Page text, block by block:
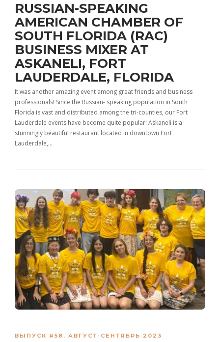
RUSSIAN-SPEAKING
AMERICAN CHAMBER OF
SOUTH FLORIDA (RAC)
BUSINESS MIXER AT
ASKANELI, FORT
LAUDERDALE, FLORIDA
It was another amazing event among great friends and business
professionals! Since the Russian- speaking population in South
Florida is vast and distributed among the tri-counties, our Fort
Lauderdale events have become quite popular! Askaneli is a
stunningly beautiful restaurant located in downtown Fort
Lauderdale,…
ВЫПУСК #58. АВГУСТ-СЕНТЯБРЬ 2023